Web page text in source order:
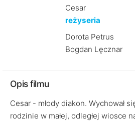
Cesar
reżyseria
Dorota Petrus
Bogdan Lęcznar
Opis filmu
Cesar - młody diakon. Wychował
rodzinie w małej, odległej wiosce